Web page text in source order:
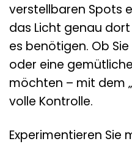
verstellbaren Spots
das Licht genau
es benötigen. Ob
oder eine
möchten – mit dem
volle Kontrolle.
Experimentieren Sie